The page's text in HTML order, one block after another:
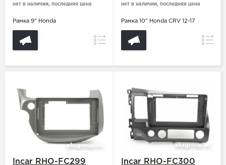
нет в наличии, последняя цена
Рамка 9" Honda
Сравнение
нет в наличии, последняя цена
Рамка 10" Honda CRV 12-17
Incar RHO-FC299 Incar RHO-FC300